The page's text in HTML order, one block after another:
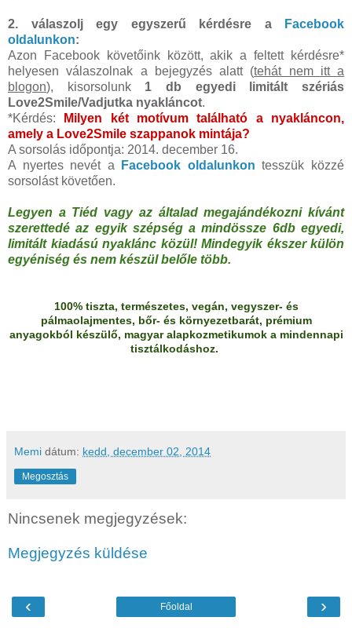
2. válaszolj egy egyszerű kérdésre a
Facebook
oldalunkon:
Azon Facebook követőink között, akik a feltett kérdésre*
helyesen válaszolnak a bejegyzés alatt (tehát nem itt a
blogon), kisorsolunk 1 db egyedi limitált szériás
Love2Smile/Vadjutka nyakláncot.
*Kérdés:
Milyen két motívum található a nyakláncon,
amely a Love2Smile szappanok mintája?
A sorsolás időpontja: 2014. december 16.
A nyertes nevét a
Facebook oldalunkon tesszük közzé
sorsolást követően.
Legyen a Tiéd vagy az általad megajándékozni kívánt
szerettedé az egyik szépség a mindössze 6db egyedi,
limitált kiadású nyaklánc közül! Mindegyik ékszer külön
egyéniség és nem készül belőle több.
100% tiszta, természetes, vegán, vegyszer- és
pálmaolajmentes, bőr- és környezetbarát, prémium
anyagokból készülő, magyar alapkozmetikumok a mindennapi
tisztálkodáshoz.
Memi dátum: kedd, december 02, 2014
Megosztás
Nincsenek megjegyzések:
Megjegyzés küldése
‹ ›
Főoldal